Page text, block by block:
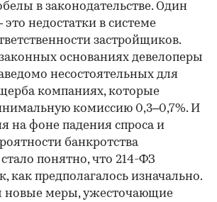
в законодательстве. Один
недостатки в системе
застройщиков.
основаниях девелоперы
несостоятельных для
компаниях, которые
комиссию 0,3–0,7%. И
на фоне падения спроса и
банкротства
понятно, что 214-ФЗ
как предполагалось изначально.
новые меры, ужесточающие